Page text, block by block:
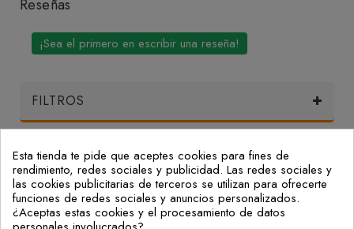
Reseñas
¡Sea el primero en escribir una reseña!
FILTROS
Mi Cuenta
Nuestras Oficinas
Esta tienda te pide que aceptes cookies para fines de
rendimiento, redes sociales y publicidad. Las redes sociales y
las cookies publicitarias de terceros se utilizan para ofrecerte
funciones de redes sociales y anuncios personalizados.
¿Aceptas estas cookies y el procesamiento de datos